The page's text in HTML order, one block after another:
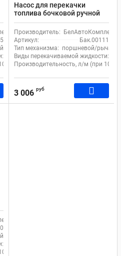
щелочь, масло, дизель, спирт, кислота
итерациях): 35
Насос для перекачки
топлива бочковой ручной
Пегас БелАк с рычажным
приводом
Производитель: БелАвтоКомплект
Артикул:
Бак.00111
Тип механизма: поршневой/
Виды перекачиваемой жидкости:
Производительность, л/м (при 100
3 006 руб
итерациях):